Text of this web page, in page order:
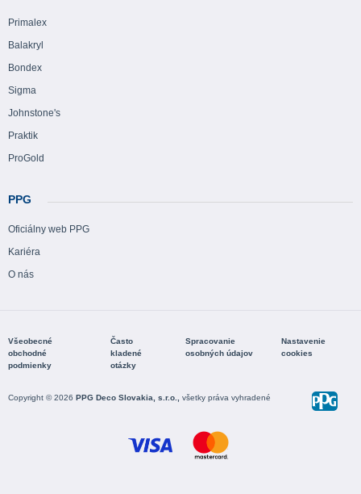
Primalex
Balakryl
Bondex
Sigma
Johnstone's
Praktik
ProGold
PPG
Oficiálny web PPG
Kariéra
O nás
Všeobecné
obchodné
podmienky
Často
kladené
otázky
Spracovanie
osobných údajov
Nastavenie
cookies
Copyright © 2026 PPG Deco Slovakia, s.r.o., všetky práva vyhradené